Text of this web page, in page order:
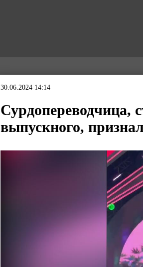
30.06.2024 14:14
Сурдопереводчица,
выпускного,